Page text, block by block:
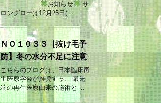
お知らせ
サ
ロングローは12月25日( ...
ＮＯ１０３３【抜け毛予
防】冬の水分不足に注意
こちらのブログは、日本臨床再
生医療学会が推奨する、 最先
端の再生医療由来の施術と ...